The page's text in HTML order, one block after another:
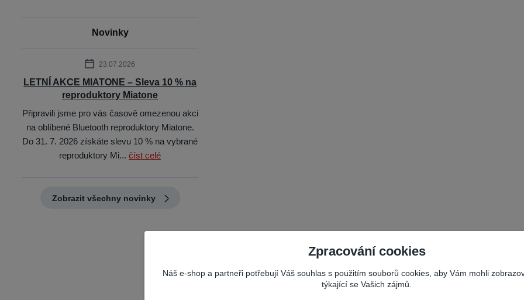
Novinky
23.07.2026
LETNÍ AKCE MIATONE – Sleva 10 % na
reproduktory Miatone
Připravili jsme pro vás časově omezenou akci
na oblíbené Bluetooth reproduktory Miatone.
Do 31. 7. 2026 získáte slevu 10 % na vybrané
reproduktory Mi...číst celé
Zobrazit všechny novinky
Zpracování cookies
Náš e-shop a partneři potřebují Váš souhlas s použitím souborů cookies, aby Vám mohli
týkající se Vašich zájmů.